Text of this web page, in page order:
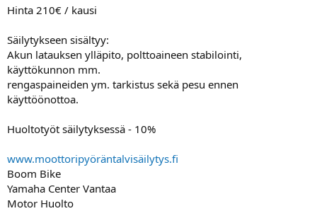
a
o
i
t
t
a
j
ä
Hinta 210€ / kausi
Säilytykseen sisältyy:
Akun latauksen ylläpito, polttoaineen stabilointi,
käyttökunnon mm.
rengaspaineiden ym. tarkistus sekä pesu ennen
käyttöönottoa.
Huoltotyöt säilytyksessä - 10%
www.moottoripyöräntalvisäilytys.fi
Boom Bike
Yamaha Center Vantaa
Motor Huolto